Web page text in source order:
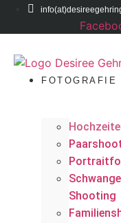
FOTOGRAFIE
Shooting